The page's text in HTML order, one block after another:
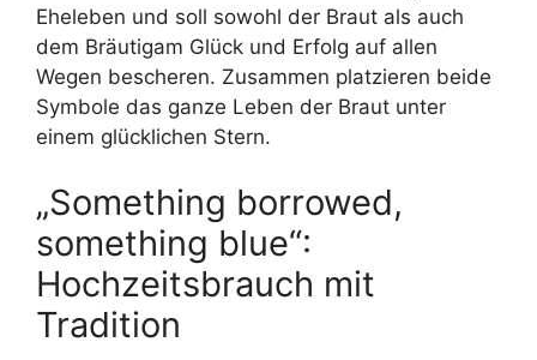
Eheleben und soll sowohl der Braut als auch
dem Bräutigam Glück und Erfolg auf allen
Wegen bescheren. Zusammen platzieren beide
Symbole das ganze Leben der Braut unter
einem glücklichen Stern.
„Something borrowed,
something blue“:
Hochzeitsbrauch mit
Tradition